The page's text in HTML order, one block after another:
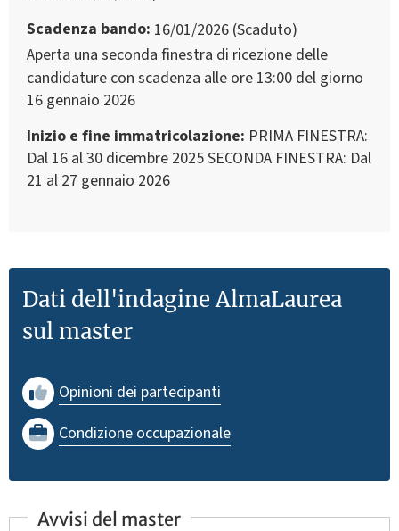
Scadenza bando 16/01/2026 (Scaduto)
Aperta una seconda finestra di ricezione delle
candidature con scadenza alle ore 13:00 del giorno
16 gennaio 2026
Inizio e fine immatricolazione PRIMA FINESTRA:
Dal 16 al 30 dicembre 2025 SECONDA FINESTRA: Dal
21 al 27 gennaio 2026
Dati dell'indagine AlmaLaurea
sul master
Opinioni dei partecipanti
Condizione occupazionale
Avvisi del master